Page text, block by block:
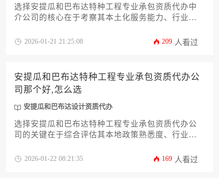
选择安提瓜和巴布达特种工程专业承包资质代办中
介公司的核心在于考察其本土化服务能力、行业成
悉度、工程领域资源网络及客户评价体系等维度进
2026-01-21 21:25:08 209 人看过
安提瓜和巴布达特种工程专业承包资质代办公
司那个好,怎么选
安提瓜和巴布达设计资质代办
选择安提瓜和巴布达特种工程专业承包资质代办公
司的关键在于综合评估其本地政策熟悉度、行业案
过多维度比对筛选具备实战经验且信誉良好的服务
2026-01-22 08:21:35 169 人看过